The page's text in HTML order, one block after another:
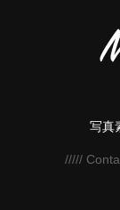
写真
/////